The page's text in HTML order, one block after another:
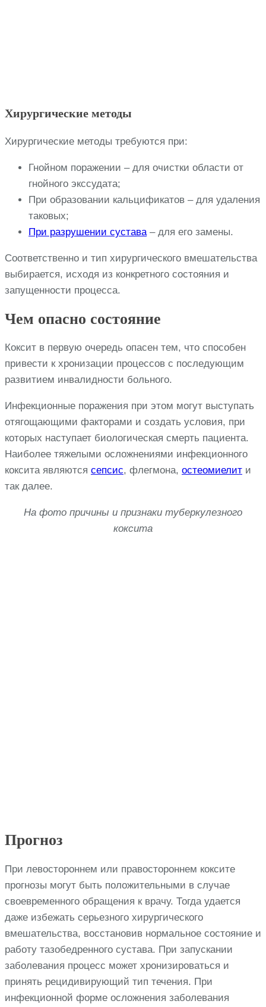
Хирургические методы
Хирургические методы требуются при:
Гнойном поражении – для очистки области от
гнойного экссудата;
При образовании кальцификатов – для удаления
таковых;
При разрушении сустава– для его замены.
Соответственно и тип хирургического вмешательства
выбирается, исходя из конкретного состояния и
запущенности процесса.
Чем опасно состояние
Коксит в первую очередь опасен тем, что способен
привести к хронизации процессов с последующим
развитием инвалидности больного.
Инфекционные поражения при этом могут выступать
отягощающими факторами и создать условия, при
которых наступает биологическая смерть пациента.
Наиболее тяжелыми осложнениями инфекционного
коксита являются сепсис, флегмона, остеомиелит и
так далее.
На фото причины и признаки туберкулезного
коксита
Прогноз
При левостороннем или правостороннем коксите
прогнозы могут быть положительными в случае
своевременного обращения к врачу. Тогда удается
даже избежать серьезного хирургического
вмешательства, восстановив нормальное состояние и
работу тазобедренного сустава. При запускании
заболевания процесс может хронизироваться и
принять рецидивирующий тип течения. При
инфекционной форме осложнения заболевания